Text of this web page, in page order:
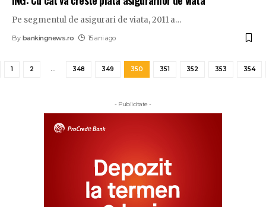
Pe segmentul de asigurari de viata, 2011 a…
By bankingnews.ro 15 ani ago
1 2 … 348 349 350 351 352 353 354
- Publicitate -